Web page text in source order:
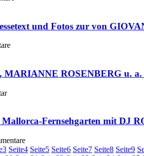
und Fotos zur von
ROSENBERG u.
Fernsehgarten mit DJ
3 Seite4 Seite5 Seite6 Seite7 Seite8 Seite9